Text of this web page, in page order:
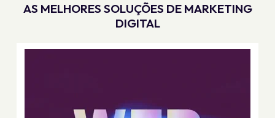
AS MELHORES SOLUÇÕES DE MARKETING
DIGITAL